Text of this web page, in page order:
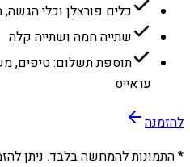
כלים פורצלן וכלי
שתייה חמה ושתייה קלה
תוספת תשלום: טיפים,
עראייס
להזמנה
* התמונות להמחשה בלבד. ניתן